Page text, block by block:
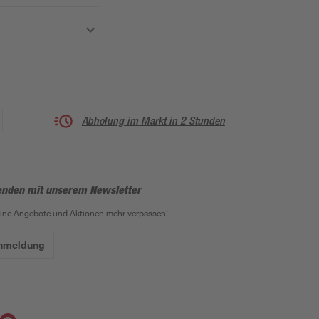
Abholung im Markt in 2 Stunden
mit unserem Newsletter
Angebote und Aktionen mehr verpassen!